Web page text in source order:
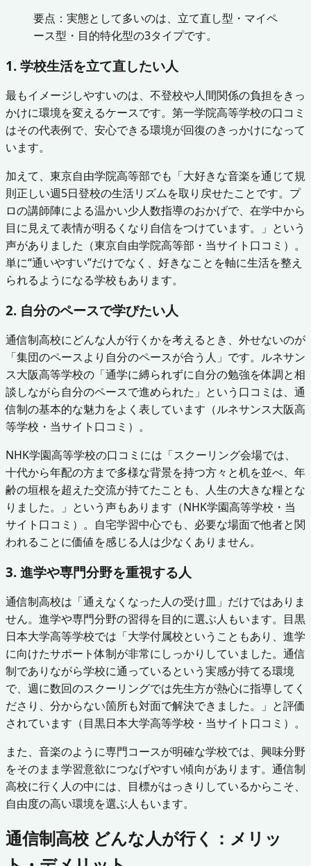
要点：実態として多いのは、立て直し型・マイペ
ース型・目的特化型の3タイプです。
1. 学校生活を立て直したい人
最もイメージしやすいのは、不登校や人間関係の負担をきっ
かけに環境を変えるケースです。第一学院高等学校の口コミ
はその代表例で、安心できる環境が回復のきっかけになって
います。
加えて、東京自由学院高等部でも「大好きな音楽を通じて規
則正しい週5日登校の生活リズムを取り戻せたことです。プ
ロの講師陣による温かい少人数指導のおかげで、在学中から
目に見えて表情が明るくなり自信をつけています。」という
声がありました（東京自由学院高等部・当サイト口コミ）。
単に“通いやすい”だけでなく、好きなことを軸に生活を整え
られるようになる学校もあります。
2. 自分のペースで学びたい人
通信制高校にどんな人が行くかを考えるとき、外せないのが
「集団のペースより自分のペースが合う人」です。ルネサン
ス大阪高等学校の「通学に縛られずに自分の勉強を体調と相
談しながら自分のペースで進められた」という口コミは、通
信制の基本的な魅力をよく表しています（ルネサンス大阪高
等学校・当サイト口コミ）。
NHK学園高等学校の口コミには「スクーリング会場では、
十代から年配の方まで多様な背景を持つ方々と机を並べ、年
齢の垣根を超えた交流が持てたことも、人生の大きな糧とな
りました。」という声もあります（NHK学園高等学校・当
サイト口コミ）。自宅学習中心でも、必要な場面で他者と関
われることに価値を感じる人は少なくありません。
3. 進学や専門分野を重視する人
通信制高校は「通えなくなった人の受け皿」だけではありま
せん。進学や専門分野の習得を目的に選ぶ人もいます。目黒
日本大学高等学校では「大学付属校ということもあり、進学
に向けたサポート体制が非常にしっかりしていました。通信
制でありながら学校に通っているという実感が持てる環境
で、週に数回のスクーリングでは先生方が熱心に指導してく
ださり、分からない箇所も対面で解決できました。」と評価
されています（目黒日本大学高等学校・当サイト口コミ）。
また、音楽のように専門コースが明確な学校では、興味分野
をそのまま学習意欲につなげやすい傾向があります。通信制
高校に行く人の中には、目標がはっきりしているからこそ、
自由度の高い環境を選ぶ人もいます。
通信制高校 どんな人が行く：メリッ